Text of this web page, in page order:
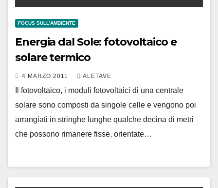
FOCUS SULL'AMBIENTE
Energia dal Sole: fotovoltaico e
solare termico
4 MARZO 2011 ALETAVE
Il fotovoltaico, i moduli fotovoltaici di una centrale
solare sono composti da singole celle e vengono poi
arrangiati in stringhe lunghe qualche decina di metri
che possono rimanere fisse, orientate…